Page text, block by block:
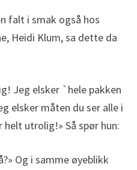
falt i smak også hos
Heidi Klum, sa dette da
Jeg elsker `hele pakken
elsker måten du ser alle i
utrolig!» Så spør hun:
Og i samme øyeblikk